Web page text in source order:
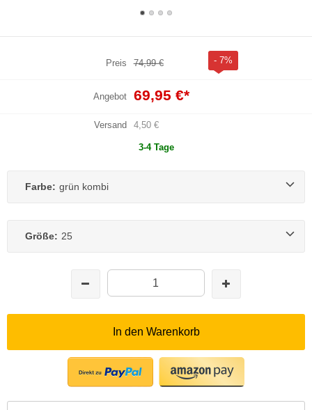
Preis 74,99 € - 7%
Angebot 69,95 €*
Versand 4,50 €
3-4 Tage
Farbe: grün kombi
Größe: 25
In den Warenkorb